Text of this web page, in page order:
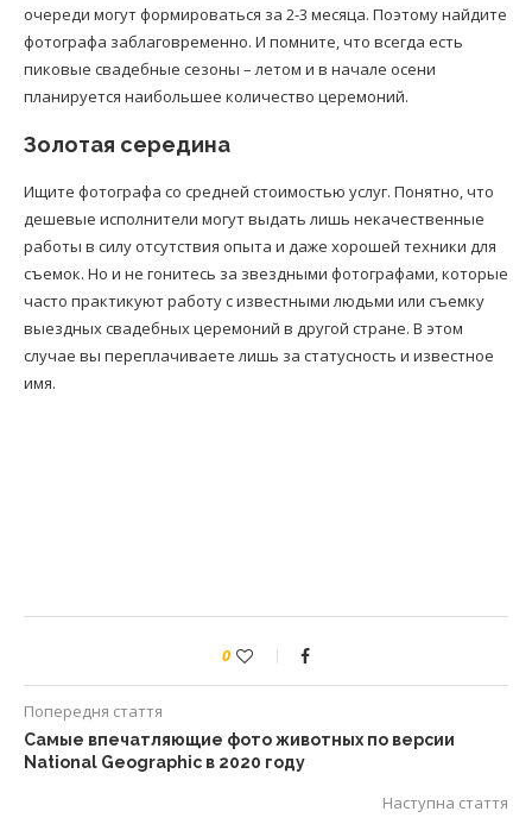
очереди могут формироваться за 2-3 месяца. Поэтому найдите
фотографа заблаговременно. И помните, что всегда есть
пиковые свадебные сезоны – летом и в начале осени
планируется наибольшее количество церемоний.
Золотая середина
Ищите фотографа со средней стоимостью услуг. Понятно, что
дешевые исполнители могут выдать лишь некачественные
работы в силу отсутствия опыта и даже хорошей техники для
съемок. Но и не гонитесь за звездными фотографами, которые
часто практикуют работу с известными людьми или съемку
выездных свадебных церемоний в другой стране. В этом
случае вы переплачиваете лишь за статусность и известное
имя.
0
Попередня стаття
Самые впечатляющие фото животных по версии
National Geographic в 2020 году
Наступна стаття